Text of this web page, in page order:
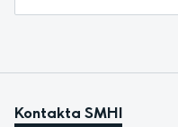
Kontakta SMHI